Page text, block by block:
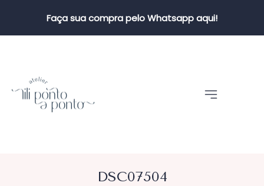
Faça sua compra pelo Whatsapp aqui!
DSC07504